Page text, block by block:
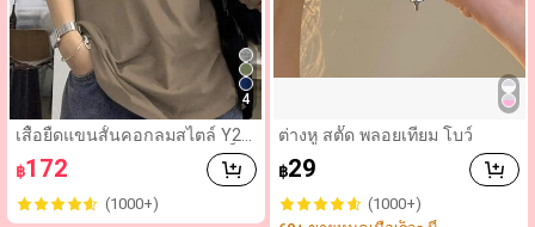
4
เสื้อยืดแขนสั้นคอกลมสไตล์ Y2K
ลายแมวน่ารัก สีตัดกัน แขนแร็ก
แลน สำหรับผู้หญิง แฟชั่นลำลอง
ฤดูร้อน สีน้ำตาล
฿172
(1000+)
ต่างหู สตั๊ด พลอยเทียม โบว์
฿29
(1000+)